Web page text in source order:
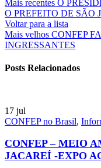
Mais recentes O
O PREFEITO DE SÃO
Voltar para a lista
Mais velhos CONFEP
INGRESSANTES
Posts Relacionados
17 jul
CONFEP no Brasil,
CONFEP – MEIO
JACAREÍ -EXPO